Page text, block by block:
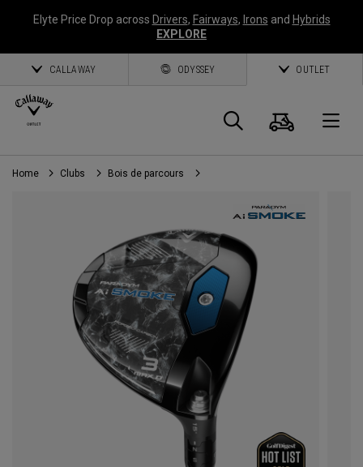
Elyte Price Drop across Drivers, Fairways, Irons and Hybrids
EXPLORE
CALLAWAY ODYSSEY OUTLET
Panier
Home Clubs Bois de parcours